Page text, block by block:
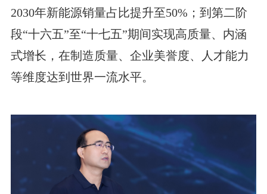
2030年新能源销量占比提升至50%；到第二阶
段“十六五”至“十七五”期间实现高质量、内涵
式增长，在制造质量、企业美誉度、人才能力
等维度达到世界一流水平。